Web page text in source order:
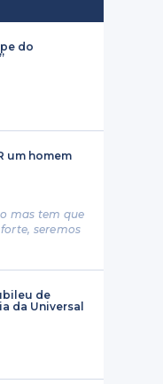
do
um homem
mas tem que
seremos
de
da Universal